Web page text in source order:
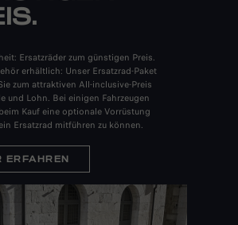
Ersatzräder zum günstigen Preis.
erhältlich: Unser Ersatzrad-Paket
zum attraktiven All-inclusive-Preis
und Lohn. Bei einigen Fahrzeugen
Kauf eine optionale Vorrüstung
Ersatzrad mitführen zu können.
ERFAHREN